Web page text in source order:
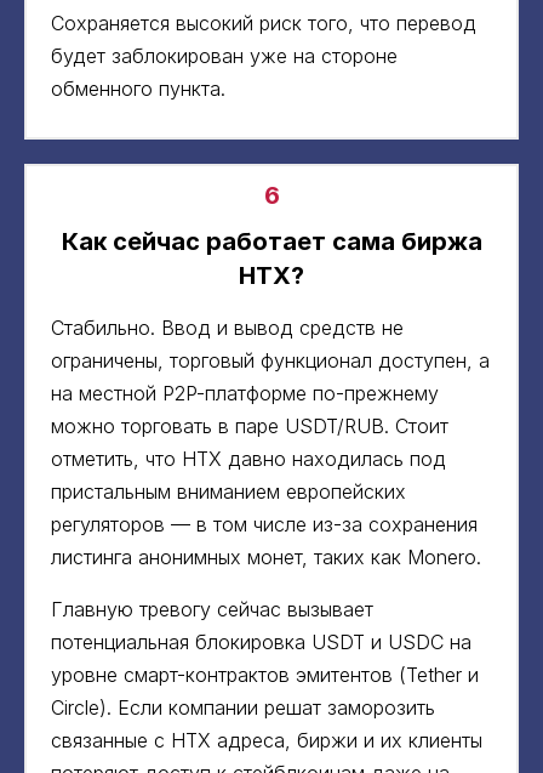
Сохраняется высокий риск того, что перевод
будет заблокирован уже на стороне
обменного пункта.
6
Как сейчас работает сама биржа
HTX?
Стабильно. Ввод и вывод средств не
ограничены, торговый функционал доступен, а
на местной P2P-платформе по-прежнему
можно торговать в паре USDT/RUB. Стоит
отметить, что HTX давно находилась под
пристальным вниманием европейских
регуляторов — в том числе из-за сохранения
листинга анонимных монет, таких как Monero.
Главную тревогу сейчас вызывает
потенциальная блокировка USDT и USDC на
уровне смарт-контрактов эмитентов (Tether и
Circle). Если компании решат заморозить
связанные с HTX адреса, биржи и их клиенты